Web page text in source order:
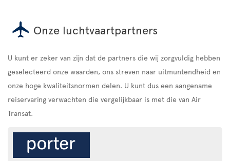
Onze luchtvaartpartners
U kunt er zeker van zijn dat de partners die wij zorgvuldig hebben
geselecteerd onze waarden, ons streven naar uitmuntendheid en
onze hoge kwaliteitsnormen delen. U kunt dus een aangename
reiservaring verwachten die vergelijkbaar is met die van Air
Transat.